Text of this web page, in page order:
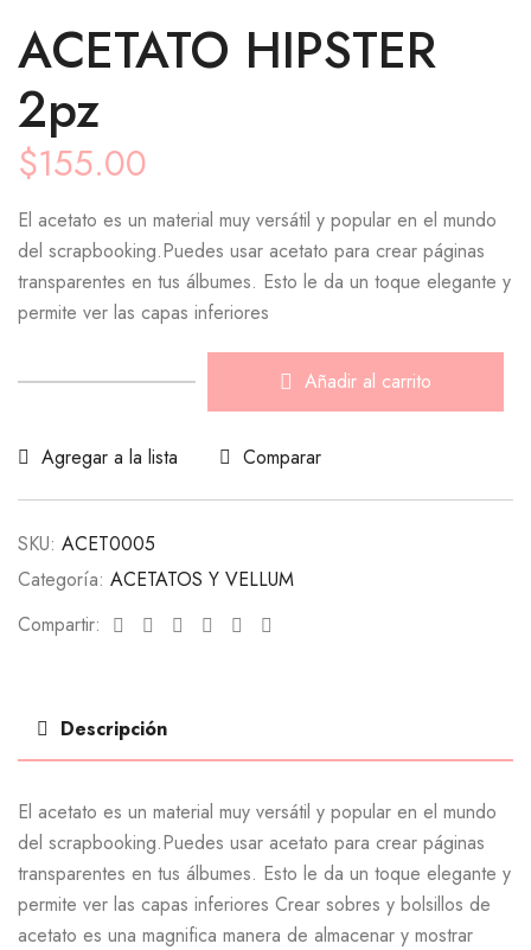
ACETATO HIPSTER
2pz
$155.00
El acetato es un material muy versátil y popular en el mundo
del scrapbooking.Puedes usar acetato para crear páginas
transparentes en tus álbumes. Esto le da un toque elegante y
permite ver las capas inferiores
2pz
Añadir al carrito
Agregar a la lista Comparar
SKU: ACET0005
Categoría: ACETATOS Y VELLUM
Compartir:
Facebook
TwitterLinkedinGoogle+Pinterest
Descripción
El acetato es un material muy versátil y popular en el mundo
del scrapbooking.Puedes usar acetato para crear páginas
transparentes en tus álbumes. Esto le da un toque elegante y
permite ver las capas inferiores Crear sobres y bolsillos de
acetato es una magnifica manera de almacenar y mostrar